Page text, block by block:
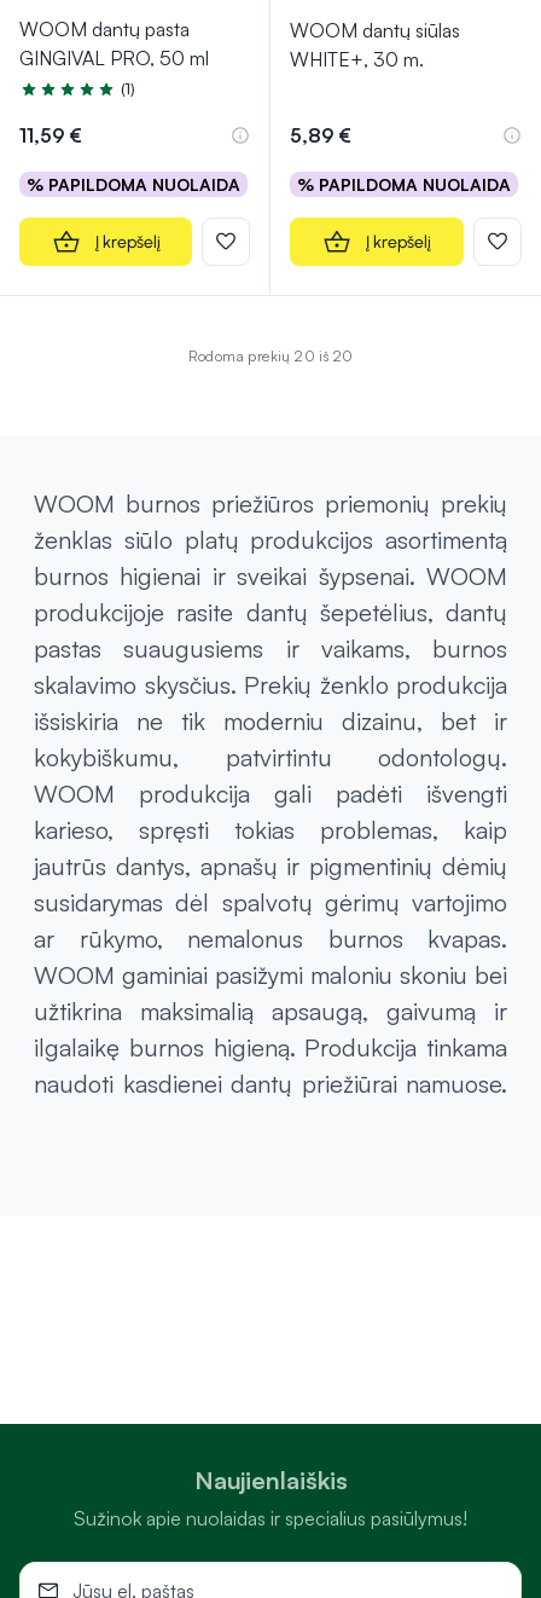
WOOM dantų pasta
GINGIVAL PRO, 50 ml
Įvertinimas 5.0 iš 5
(1)
11,59 €
% PAPILDOMA NUOLAIDA
Į krepšelį
WOOM dantų siūlas
WHITE+, 30 m.
5,89 €
% PAPILDOMA NUOLAIDA
Į krepšelį
Rodoma prekių 20 iš 20
WOOM burnos priežiūros priemonių prekių
ženklas siūlo platų produkcijos asortimentą
burnos higienai ir sveikai šypsenai. WOOM
produkcijoje rasite dantų šepetėlius, dantų
pastas suaugusiems ir vaikams, burnos
skalavimo skysčius. Prekių ženklo produkcija
išsiskiria ne tik moderniu dizainu, bet ir
kokybiškumu, patvirtintu odontologų.
WOOM produkcija gali padėti išvengti
karieso, spręsti tokias problemas, kaip
jautrūs dantys, apnašų ir pigmentinių dėmių
susidarymas dėl spalvotų gėrimų vartojimo
ar rūkymo, nemalonus burnos kvapas.
WOOM gaminiai pasižymi maloniu skoniu bei
užtikrina maksimalią apsaugą, gaivumą ir
ilgalaikę burnos higieną. Produkcija tinkama
naudoti kasdienei dantų priežiūrai namuose.
Naujienlaiškis
Sužinok apie nuolaidas ir specialius pasiūlymus!